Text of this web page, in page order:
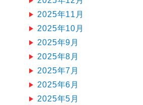
2025年11月
2025年10月
2025年9月
2025年8月
2025年7月
2025年6月
2025年5月